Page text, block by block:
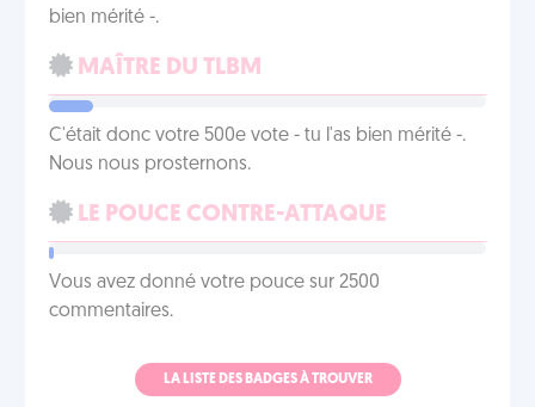
bien mérité -.
MAÎTRE DU TLBM
C'était donc votre 500e vote - tu l'as bien mérité -.
Nous nous prosternons.
LE POUCE CONTRE-ATTAQUE
Vous avez donné votre pouce sur 2500
commentaires.
LA LISTE DES BADGES À TROUVER